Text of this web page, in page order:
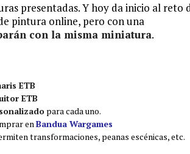
presentadas. Y hoy da inicio al reto
pintura online, pero con una
con la misma miniatura.
ETB
ETB
para cada uno.
enBandua Wargames
transformaciones, peanas escénicas, etc.